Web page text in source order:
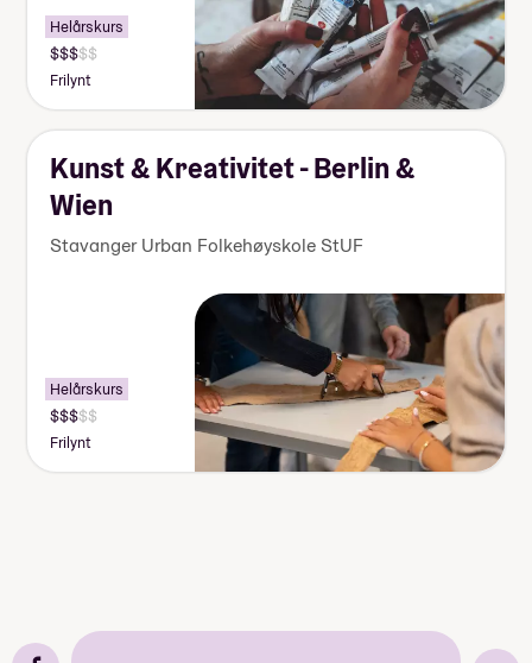
Helårskurs
Frilynt
Kunst & Kreativitet - Berlin &
Wien
Stavanger Urban Folkehøyskole StUF
Helårskurs
Frilynt